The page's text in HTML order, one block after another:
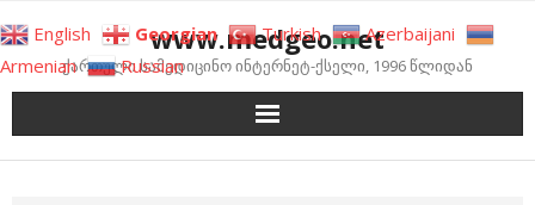
to
content
www.medgeo.net
ქართული სამედიცინო ინტერნეტ-ქსელი, 1996 წლიდან
English Georgian Turkish
Azerbaijani
Armenian
Russian